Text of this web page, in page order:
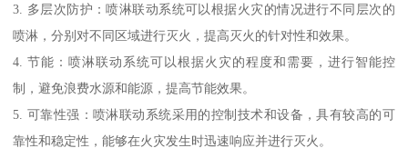
3. 多层次防护：喷淋联动系统可以根据火灾的情况进行不同层次的
喷淋，分别对不同区域进行灭火，提高灭火的针对性和效果。
4. 节能：喷淋联动系统可以根据火灾的程度和需要，进行智能控
制，避免浪费水源和能源，提高节能效果。
5. 可靠性强：喷淋联动系统采用的控制技术和设备，具有较高的可
靠性和稳定性，能够在火灾发生时迅速响应并进行灭火。